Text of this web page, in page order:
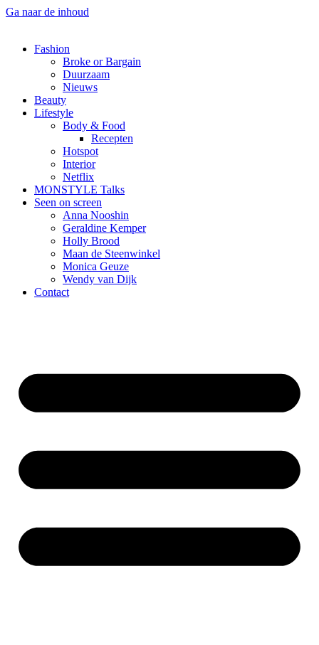
Ga naar de inhoud
Fashion
Broke or Bargain
Duurzaam
Nieuws
Beauty
Lifestyle
Body & Food
Recepten
Hotspot
Interior
Netflix
MONSTYLE Talks
Seen on screen
Anna Nooshin
Geraldine Kemper
Holly Brood
Maan de Steenwinkel
Monica Geuze
Wendy van Dijk
Contact